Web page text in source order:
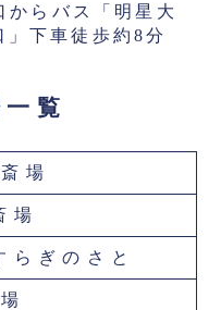
からバス「明星大
下車徒歩約8分
覧
場
場
らぎのさと